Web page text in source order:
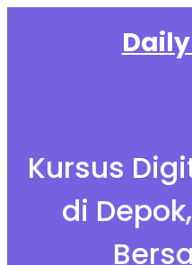
Kursus
di